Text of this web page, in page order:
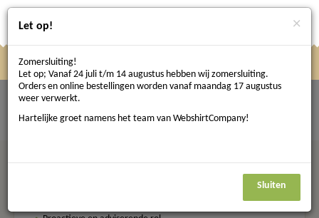
hier
404 - Not found.
Waarom klanten kiezen voor WebshirtCompany
Let op! ×
Zomersluiting!
Let op; Vanaf 24 juli t/m 14 augustus hebben wij zomersluiting.
Orders en online bestellingen worden vanaf maandag 17 augustus
weer verwerkt.
Hartelijke groet namens het team van WebshirtCompany!
Sluiten